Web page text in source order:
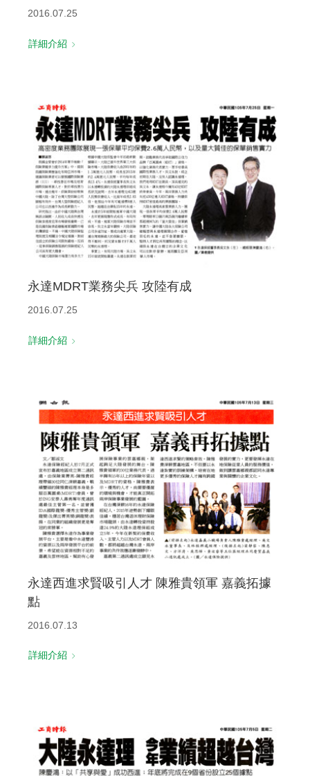
2016.07.25
詳細介紹
永達MDRT業務尖兵 攻陸有成
2016.07.25
詳細介紹
永達西進求賢吸引人才 陳雅貴領軍 嘉義拓據
點
2016.07.13
詳細介紹